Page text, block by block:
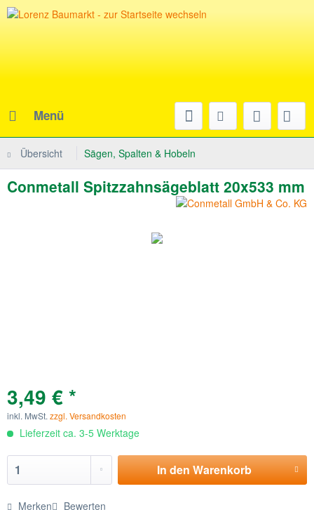
Menü
Übersicht Sägen, Spalten & Hobeln
Conmetall Spitzzahnsägeblatt 20x533 mm
3,49 € *
inkl. MwSt. zzgl. Versandkosten
Lieferzeit ca. 3-5 Werktage
In denWarenkorb
Merken Bewerten